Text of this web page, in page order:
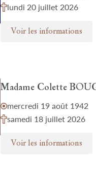
lundi 20 juillet 2026
Voir les informations
Madame Colette
mercredi 19 août 1942
samedi 18 juillet 2026
Voir les informations